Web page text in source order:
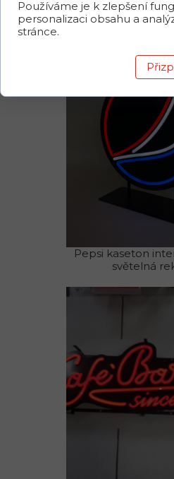
písmena 3D –
LED
Pepsi kaseton
světelná
Používáme je k zlepšení
personalizaci obsahu a
stránce.